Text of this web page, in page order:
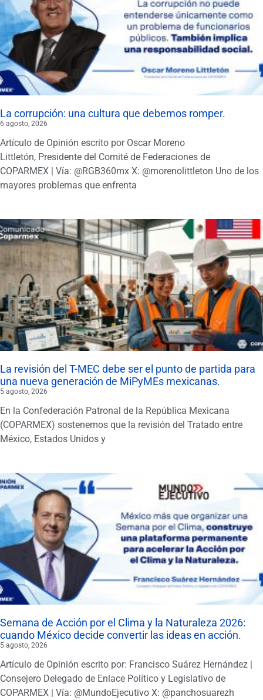
La corrupción: una cultura que debemos romper.
6 agosto, 2026
Artículo de Opinión escrito por Oscar Moreno
Littletón, Presidente del Comité de Federaciones de
COPARMEX | Vía: @RGB360mx X: @morenolittleton Uno de los
mayores problemas que enfrenta
La revisión del T-MEC debe ser el punto de partida para
una nueva generación de MiPyMEs mexicanas.
5 agosto, 2026
En la Confederación Patronal de la República Mexicana
(COPARMEX) sostenemos que la revisión del Tratado entre
México, Estados Unidos y
Semana de Acción por el Clima y la Naturaleza 2026:
cuando México decide convertir las ideas en acción.
5 agosto, 2026
Artículo de Opinión escrito por: Francisco Suárez Hernández |
Consejero Delegado de Enlace Político y Legislativo de
COPARMEX | Vía: @MundoEjecutivo X: @panchosuarezh